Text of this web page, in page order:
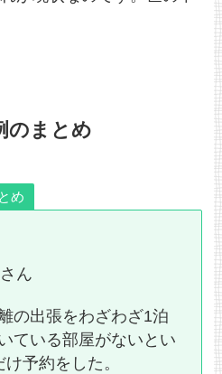
のまとめ
め
ん
の出張をわざわざ1泊
ている部屋がないとい
予約をした。